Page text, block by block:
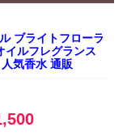
ブライトフローラ
イルフレグランス
気香水 通販